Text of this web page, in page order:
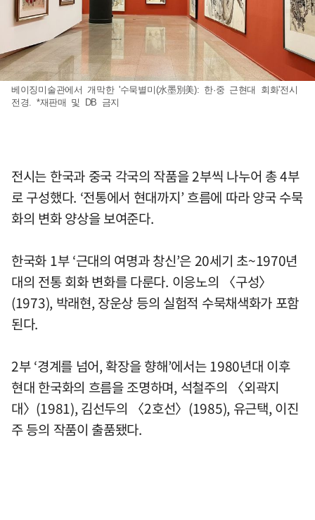
베이징미술관에서 개막한 '수묵별미(水墨別美): 한·중 근현대 회화'전시
전경. *재판매 및 DB 금지
전시는 한국과 중국 각국의 작품을 2부씩 나누어 총 4부
로 구성했다. ‘전통에서 현대까지’ 흐름에 따라 양국 수묵
화의 변화 양상을 보여준다.
한국화 1부 ‘근대의 여명과 창신’은 20세기 초~1970년
대의 전통 회화 변화를 다룬다. 이응노의 〈구성〉
(1973), 박래현, 장운상 등의 실험적 수묵채색화가 포함
된다.
2부 ‘경계를 넘어, 확장을 향해’에서는 1980년대 이후
현대 한국화의 흐름을 조명하며, 석철주의 〈외곽지
대〉(1981), 김선두의 〈2호선〉(1985), 유근택, 이진
주 등의 작품이 출품됐다.